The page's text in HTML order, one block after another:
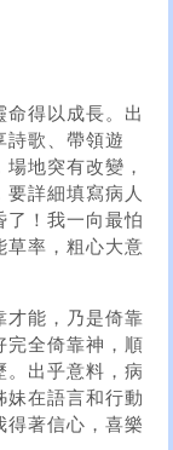
得以成長。出
詩歌、帶領遊
地突有改變，
詳細填寫病人
了！我一向最怕
草率，粗心大意
才能，乃是倚靠
完全倚靠神，順
。出乎意料，病
妹在語言和行動
得著信心，喜樂